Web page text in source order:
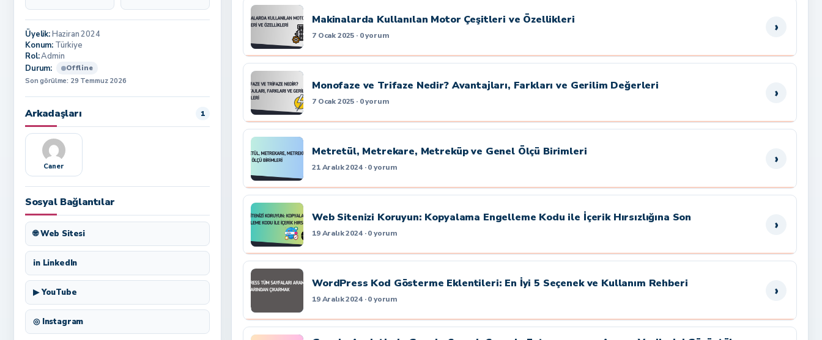
Üyelik:Haziran 2024
Konum: Türkiye
Rol:Admin
Durum:
Offline
Son görülme: 29 Temmuz 2026
Arkadaşları 1
Caner
Sosyal Bağlantılar
🌐 Web Sitesi
in LinkedIn
▶ YouTube
◎ Instagram
Makinalarda Kullanılan Motor Çeşitleri ve Özellikleri
7 Ocak 2025 · 0 yorum ›
Monofaze ve Trifaze Nedir? Avantajları, Farkları ve Gerilim Değerleri
7 Ocak 2025 · 0 yorum ›
Metretül, Metrekare, Metreküp ve Genel Ölçü Birimleri
21 Aralık 2024 · 0 yorum ›
Web Sitenizi Koruyun: Kopyalama Engelleme Kodu ile İçerik Hırsızlığına Son
19 Aralık 2024 · 0 yorum ›
WordPress Kod Gösterme Eklentileri: En İyi 5 Seçenek ve Kullanım Rehberi
19 Aralık 2024 · 0 yorum ›